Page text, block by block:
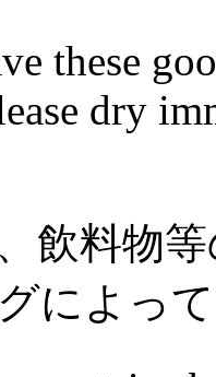
these
dry
飲料物
によっ